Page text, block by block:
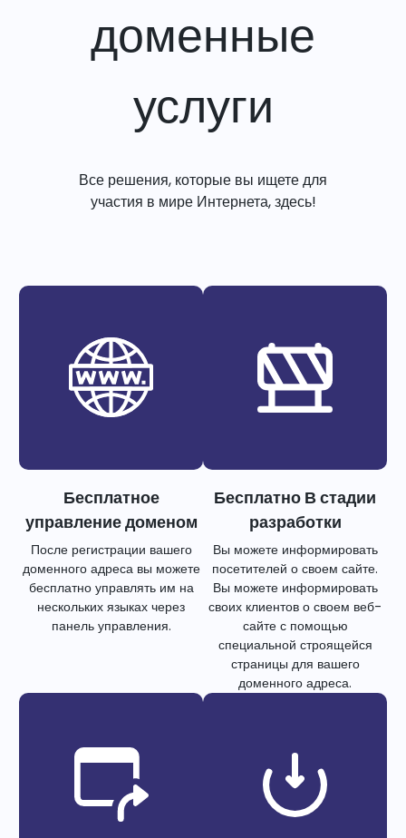
доменные
услуги
Все решения, которые вы ищете для
участия в мире Интернета, здесь!
Бесплатное
управление доменом
После регистрации вашего
доменного адреса вы можете
бесплатно управлять им на
нескольких языках через
панель управления.
Бесплатно В стадии
разработки
Вы можете информировать
посетителей о своем сайте.
Вы можете информировать
своих клиентов о своем веб-
сайте с помощью
специальной строящейся
страницы для вашего
доменного адреса.